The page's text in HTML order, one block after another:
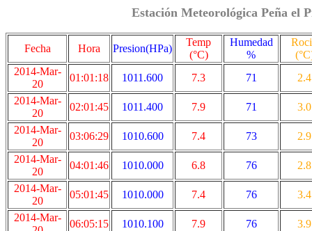
Estación Meteorológica Peña el
Fecha Hora Presion(HPa)
Temp
(°C)
Humedad
%
2014-Mar-
20
01:01:18 1011.600 7.3 71
2.4
2014-Mar-
20
02:01:45 1011.400 7.9 71
3.0
2014-Mar-
20
03:06:29 1010.600 7.4 73
2.9
2014-Mar-
20
04:01:46 1010.000 6.8 76
2.8
2014-Mar-
20
05:01:45 1010.000 7.4 76
3.4
2014-Mar-
06:05:15 1010.100 7.9 76
3.9